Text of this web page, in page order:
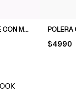
POLERA OVERSIZE CON MOTIVO ESTAMPADO
PRICE:
$4990